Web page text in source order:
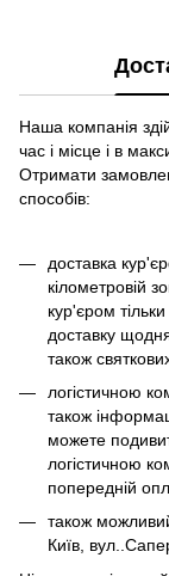
Наша компанія
час і місце і в
Отримати
способів:
доставка
кілометровій
кур'єром
доставку
також
логістичною
також
можете
логістичною
попередній
також
Київ,